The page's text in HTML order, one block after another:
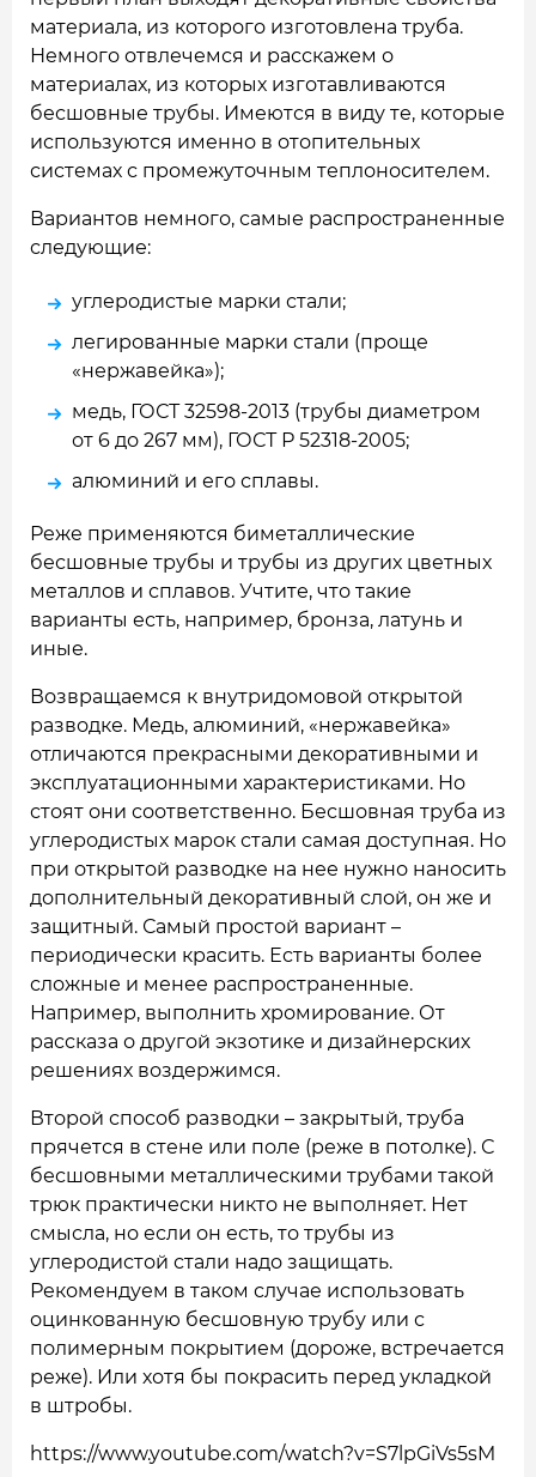
материала, из которого изготовлена труба.
Немного отвлечемся и расскажем о
материалах, из которых изготавливаются
бесшовные трубы. Имеются в виду те, которые
используются именно в отопительных
системах с промежуточным теплоносителем.
Вариантов немного, самые распространенные
следующие:
углеродистые марки стали;
легированные марки стали (проще
«нержавейка»);
медь, ГОСТ 32598-2013 (трубы диаметром
от 6 до 267 мм), ГОСТ Р 52318-2005;
алюминий и его сплавы.
Реже применяются биметаллические
бесшовные трубы и трубы из других цветных
металлов и сплавов. Учтите, что такие
варианты есть, например, бронза, латунь и
иные.
Возвращаемся к внутридомовой открытой
разводке. Медь, алюминий, «нержавейка»
отличаются прекрасными декоративными и
эксплуатационными характеристиками. Но
стоят они соответственно. Бесшовная труба из
углеродистых марок стали самая доступная. Но
при открытой разводке на нее нужно наносить
дополнительный декоративный слой, он же и
защитный. Самый простой вариант –
периодически красить. Есть варианты более
сложные и менее распространенные.
Например, выполнить хромирование. От
рассказа о другой экзотике и дизайнерских
решениях воздержимся.
Второй способ разводки – закрытый, труба
прячется в стене или поле (реже в потолке). С
бесшовными металлическими трубами такой
трюк практически никто не выполняет. Нет
смысла, но если он есть, то трубы из
углеродистой стали надо защищать.
Рекомендуем в таком случае использовать
оцинкованную бесшовную трубу или с
полимерным покрытием (дороже, встречается
реже). Или хотя бы покрасить перед укладкой
в штробы.
https://www.youtube.com/watch?v=S7lpGiVs5sM